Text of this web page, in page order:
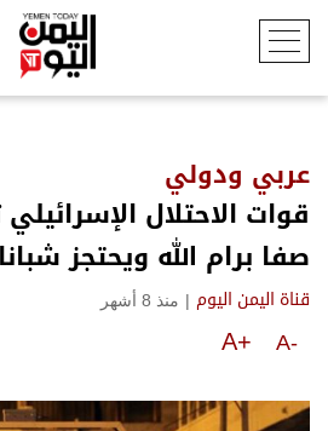
عربي ودولي
قوات الاحتلال
صفا برام الله ويحتجز شبانا
قناة اليمن اليوم | منذ 8 أشهر
A-
A+